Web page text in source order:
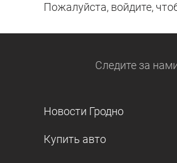
Пожалуйста, войдите,
Следите за
Новости Гродно
Купить авто